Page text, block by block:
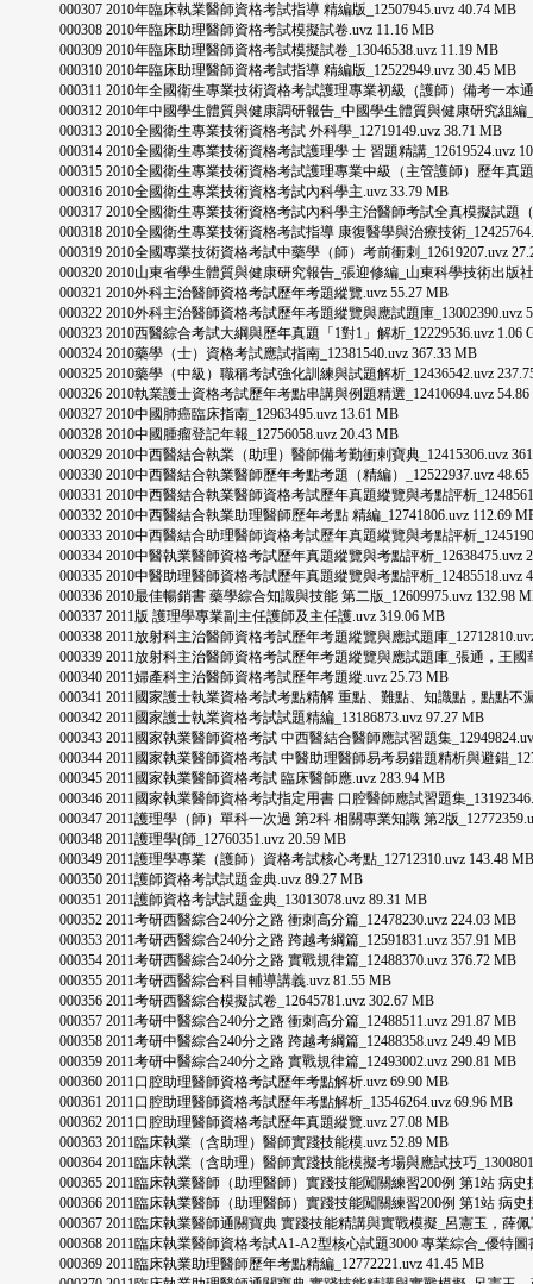
000307 2010年臨床執業醫師資格考試指導 精編版_12507945.uvz 40.74 MB
000308 2010年臨床助理醫師資格考試模擬試卷.uvz 11.16 MB
000309 2010年臨床助理醫師資格考試模擬試卷_13046538.uvz 11.19 MB
000310 2010年臨床助理醫師資格考試指導 精編版_12522949.uvz 30.45 MB
000311 2010年全國衛生專業技術資格考試護理專業初級（護師）備考一本通
000312 2010年中國學生體質與健康調研報告_中國學生體質與健康研究組編_
000313 2010全國衛生專業技術資格考試 外科學_12719149.uvz 38.71 MB
000314 2010全國衛生專業技術資格考試護理學 士 習題精講_12619524.uvz
000315 2010全國衛生專業技術資格考試護理專業中級（主管護師）歷年真題
000316 2010全國衛生專業技術資格考試內科學主.uvz 33.79 MB
000317 2010全國衛生專業技術資格考試內科學主治醫師考試全真模擬試題（
000318 2010全國衛生專業技術資格考試指導 康復醫學與治療技術
000319 2010全國專業技術資格考試中藥學（師）考前衝刺_12619207.uvz
000320 2010山東省學生體質與健康研究報告_張迎修編_山東科學技術出版社
000321 2010外科主治醫師資格考試歷年考題縱覽.uvz 55.27 MB
000322 2010外科主治醫師資格考試歷年考題縱覽與應試題庫_13002390.uvz
000323 2010西醫綜合考試大綱與歷年真題「1對1」解析_12229536.uvz 1.06
000324 2010藥學（士）資格考試應試指南_12381540.uvz 367.33 MB
000325 2010藥學（中級）職稱考試強化訓練與試題解析_12436542.uvz
000326 2010執業護士資格考試歷年考點串講與例題精選_12410694.uvz
000327 2010中國肺癌臨床指南_12963495.uvz 13.61 MB
000328 2010中國腫瘤登記年報_12756058.uvz 20.43 MB
000329 2010中西醫結合執業（助理）醫師備考勤衝剌寶典_12415306.uvz
000330 2010中西醫結合執業醫師歷年考點考題（精編）_12522937.uvz
000331 2010中西醫結合執業醫師資格考試歷年真題縱覽與考點評析
000332 2010中西醫結合執業助理醫師歷年考點 精編_12741806.uvz 112.69
000333 2010中西醫結合助理醫師資格考試歷年真題縱覽與考點評析
000334 2010中醫執業醫師資格考試歷年真題縱覽與考點評析_12638475.uvz
000335 2010中醫助理醫師資格考試歷年真題縱覽與考點評析_12485518.uvz
000336 2010最佳暢銷書 藥學綜合知識與技能 第二版_12609975.uvz 132.98
000337 2011版 護理學專業副主任護師及主任護.uvz 319.06 MB
000338 2011放射科主治醫師資格考試歷年考題縱覽與應試題庫
000339 2011放射科主治醫師資格考試歷年考題縱覽與應試題庫_張通，王國
000340 2011婦產科主治醫師資格考試歷年考題縱.uvz 25.73 MB
000341 2011國家護士執業資格考試考點精解 重點、難點、知識點，點點不漏
000342 2011國家護士執業資格考試試題精編_13186873.uvz 97.27 MB
000343 2011國家執業醫師資格考試 中西醫結合醫師應試習題集
000344 2011國家執業醫師資格考試 中醫助理醫師易考易錯題精析與避錯
000345 2011國家執業醫師資格考試 臨床醫師應.uvz 283.94 MB
000346 2011國家執業醫師資格考試指定用書 口腔醫師應試習題集
000347 2011護理學（師）單科一次過 第2科 相關專業知識 第2版
000348 2011護理學(師_12760351.uvz 20.59 MB
000349 2011護理學專業（護師）資格考試核心考點_12712310.uvz 143.48 MB
000350 2011護師資格考試試題金典.uvz 89.27 MB
000351 2011護師資格考試試題金典_13013078.uvz 89.31 MB
000352 2011考研西醫綜合240分之路 衝刺高分篇_12478230.uvz 224.03 MB
000353 2011考研西醫綜合240分之路 跨越考綱篇_12591831.uvz 357.91 MB
000354 2011考研西醫綜合240分之路 實戰規律篇_12488370.uvz 376.72 MB
000355 2011考研西醫綜合科目輔導講義.uvz 81.55 MB
000356 2011考研西醫綜合模擬試卷_12645781.uvz 302.67 MB
000357 2011考研中醫綜合240分之路 衝刺高分篇_12488511.uvz 291.87 MB
000358 2011考研中醫綜合240分之路 跨越考綱篇_12488358.uvz 249.49 MB
000359 2011考研中醫綜合240分之路 實戰規律篇_12493002.uvz 290.81 MB
000360 2011口腔助理醫師資格考試歷年考點解析.uvz 69.90 MB
000361 2011口腔助理醫師資格考試歷年考點解析_13546264.uvz 69.96 MB
000362 2011口腔助理醫師資格考試歷年真題縱覽.uvz 27.08 MB
000363 2011臨床執業（含助理）醫師實踐技能模.uvz 52.89 MB
000364 2011臨床執業（含助理）醫師實踐技能模擬考場與應試技巧
000365 2011臨床執業醫師（助理醫師）實踐技能闖關練習200例 第1站 病史
000366 2011臨床執業醫師（助理醫師）實踐技能闖關練習200例 第1站 病史
000367 2011臨床執業醫師通關寶典 實踐技能精講與實戰模擬_呂憲玉，薛佩
000368 2011臨床執業醫師資格考試A1-A2型核心試題3000 專業綜合_優特圖
000369 2011臨床執業助理醫師歷年考點精編_12772221.uvz 41.45 MB